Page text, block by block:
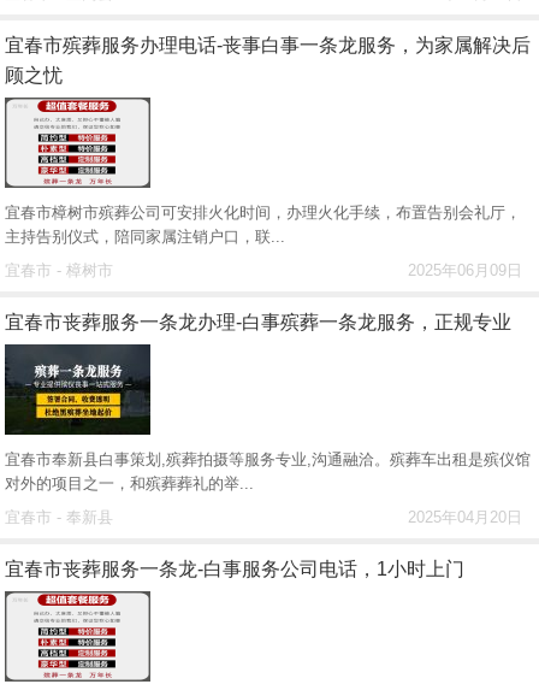
宜春市殡葬服务办理电话-丧事白事一条龙服务，为家属解决后
顾之忧
宜春市樟树市殡葬公司可安排火化时间，办理火化手续，布置告别会礼厅，
主持告别仪式，陪同家属注销户口，联...
2025年06月09日
宜春市 - 樟树市
宜春市丧葬服务一条龙办理-白事殡葬一条龙服务，正规专业
宜春市奉新县白事策划,殡葬拍摄等服务专业,沟通融洽。殡葬车出租是殡仪馆
对外的项目之一，和殡葬葬礼的举...
2025年04月20日
宜春市 - 奉新县
宜春市丧葬服务一条龙-白事服务公司电话，1小时上门